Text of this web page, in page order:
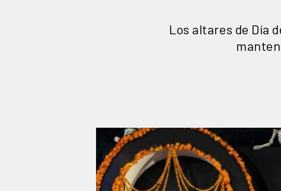
Los altares de Día